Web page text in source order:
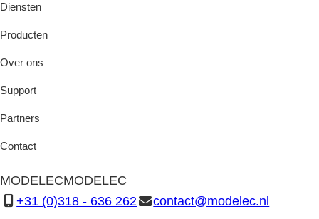
Diensten
Producten
Over ons
Support
Partners
Contact
MODELECMODELEC
+31 (0)318 - 636 262
contact@modelec.nl